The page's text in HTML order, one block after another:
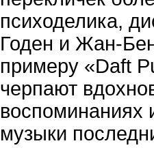
психоделика,
Годен и Жан-
примеру «Daft
черпают
воспоминаниях
музыки